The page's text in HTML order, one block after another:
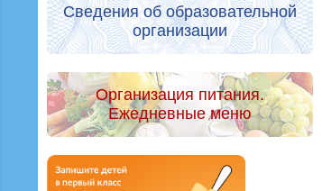
Сведения об образовательной
организации
Организация питания.
Ежедневные меню